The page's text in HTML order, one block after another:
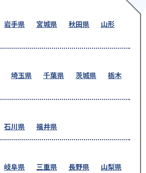
岩手県 宮城県 秋田県
山形
埼玉県 千葉県 茨城県
栃木
石川県 福井県
岐阜県 三重県 長野県 山梨県